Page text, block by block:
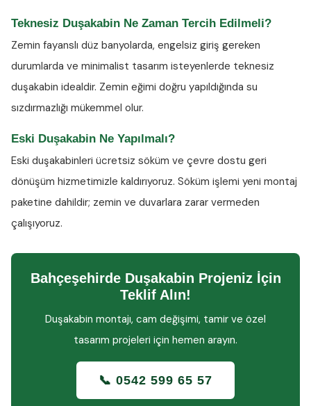
Teknesiz Duşakabin Ne Zaman Tercih Edilmeli?
Zemin fayanslı düz banyolarda, engelsiz giriş gereken
durumlarda ve minimalist tasarım isteyenlerde teknesiz
duşakabin idealdir. Zemin eğimi doğru yapıldığında su
sızdırmazlığı mükemmel olur.
Eski Duşakabin Ne Yapılmalı?
Eski duşakabinleri ücretsiz söküm ve çevre dostu geri
dönüşüm hizmetimizle kaldırıyoruz. Söküm işlemi yeni montaj
paketine dahildir; zemin ve duvarlara zarar vermeden
çalışıyoruz.
Bahçeşehirde Duşakabin Projeniz İçin
Teklif Alın!
Duşakabin montajı, cam değişimi, tamir ve özel
tasarım projeleri için hemen arayın.
📞 0542 599 65 57